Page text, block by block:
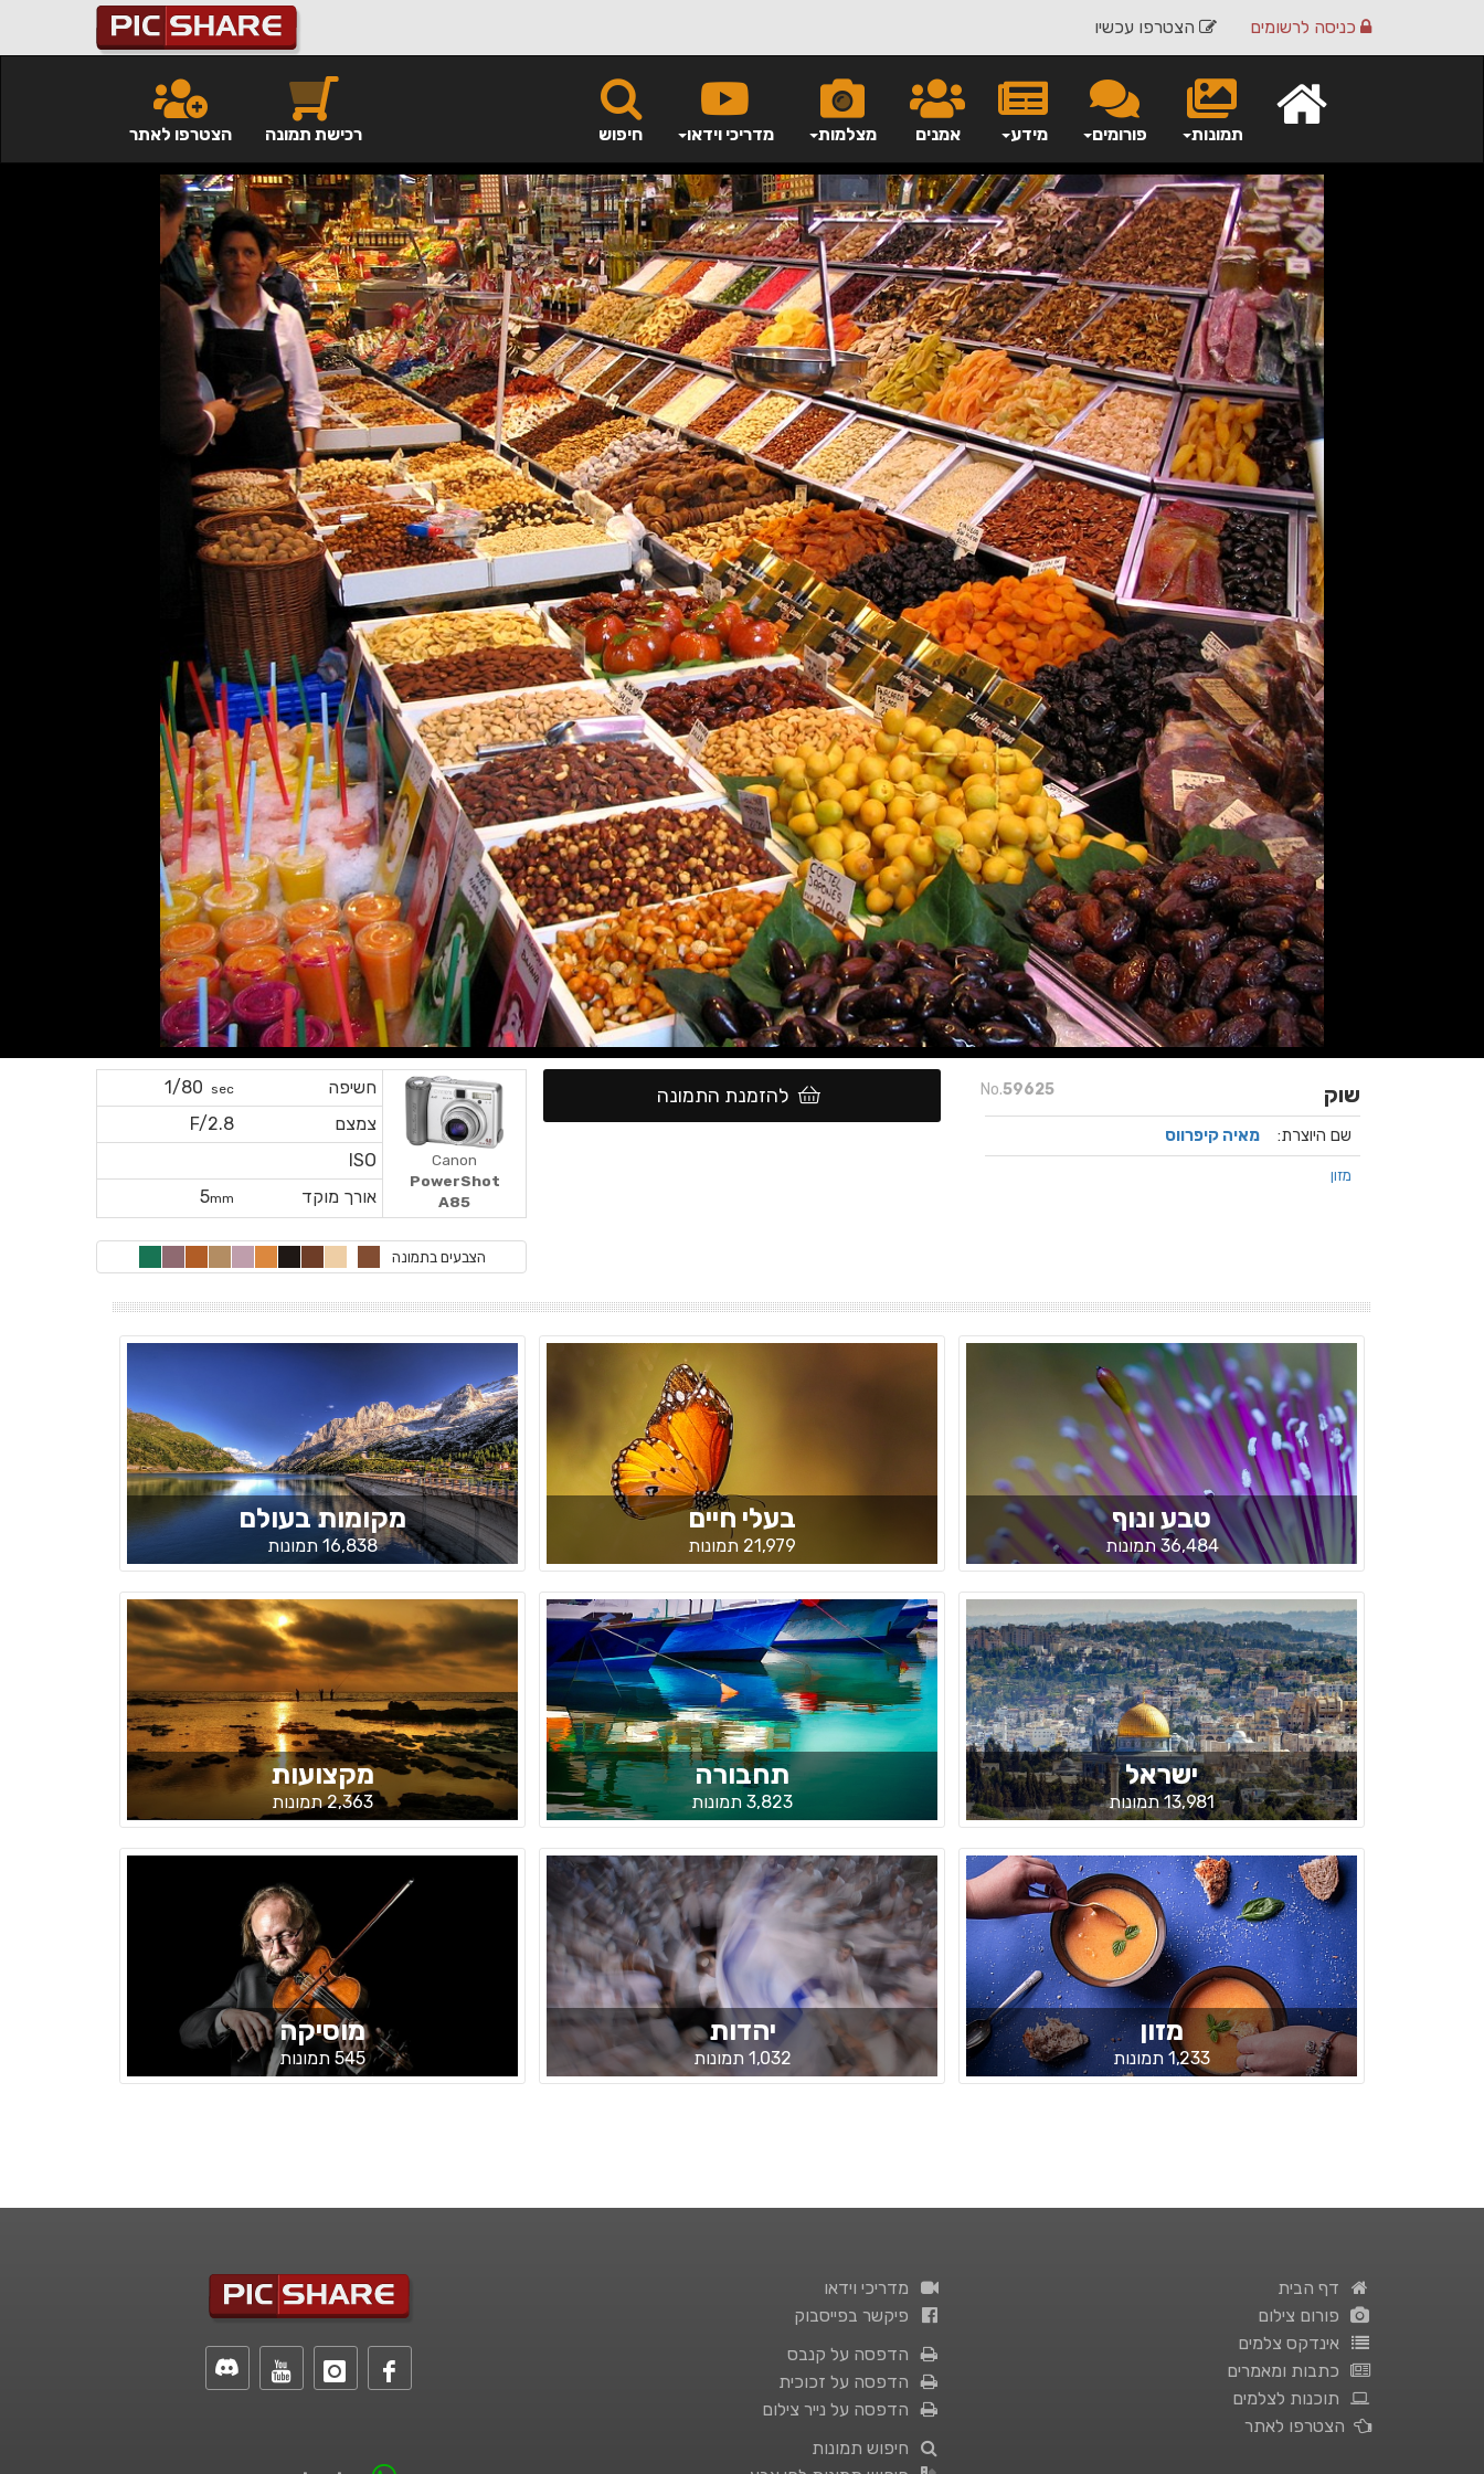
הצטרפו עכשיו כניסה לרשומים
חיפוש מדריכי וידאו מצלמות אמנים מידע פורומים תמונות הצטרפו לאתר רכישת תמונה
No.59625 שוק
שם היוצרת: מאיה קיפרווס
מזון
חשיפה sec
1/80
צמצם
F/2.8
ISO
אורך מוקד
5mm
Canon
PowerShot
A85
הצבעים בתמונה
להזמנת התמונה
טבע ונוף
36,484 תמונות
בעלי חיים
21,979 תמונות
מקומות בעולם
16,838 תמונות
ישראל
13,981 תמונות
תחבורה
3,823 תמונות
מקצועות
2,363 תמונות
מזון
1,233 תמונות
יהדות
1,032 תמונות
מוסיקה
545 תמונות
מדריכי וידאו
פיקשר בפייסבוק
הדפסה על קנבס
הדפסה על זכוכית
הדפסה על נייר צילום
חיפוש תמונות
דף הבית
פורום צילום
אינדקס צלמים
כתבות ומאמרים
תוכנות לצלמים
הצטרפו לאתר